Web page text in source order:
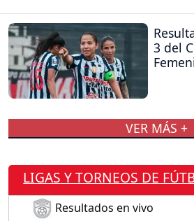
3 del
VER MÁS +
LIGAS Y TORNEOS DE
Resultados en vivo